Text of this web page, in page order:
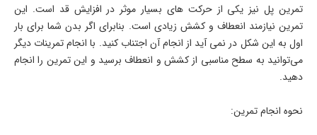
تمرین پل نیز یکی از حرکت های بسیار موثر در افزایش قد است. این
تمرین نیازمند انعطاف و کشش زیادی است. بنابرای اگر بدن شما برای بار
اول به این شکل در نمی آید از انجام آن اجتناب کنید. با انجام تمرینات دیگر
می‌توانید به سطح مناسبی از کشش و انعطاف برسید و این تمرین را انجام
دهید.
نحوه انجام تمرین: